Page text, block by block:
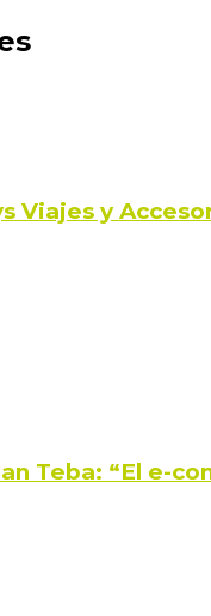
Viajes y
Teba: “El e-